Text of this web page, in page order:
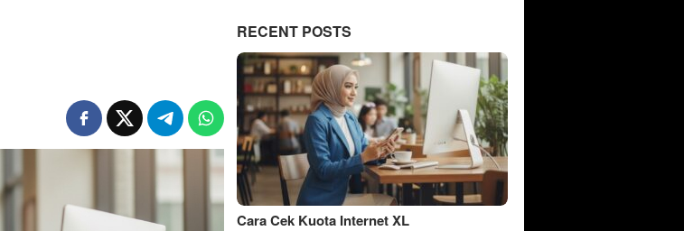
RECENT POSTS
Cara Cek Kuota Internet XL